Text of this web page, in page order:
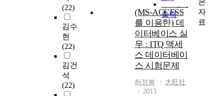
(22)
김수
현
(22)
김건
석
(22)
100개씩
출력
(MS-ACCESS
를 이용한) 데
이터베이스 실
무 : ITQ 액세
스 데이터베이
스 시험문제
허정봉
大旺社
2013
은
자
료